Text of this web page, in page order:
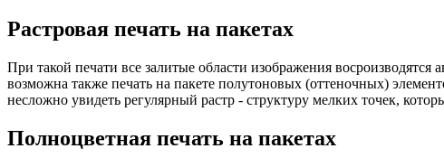
Растровая печать на пакетах
При такой печати все залитые области изображения
возможна также печать на пакете полутоновых (оттеночных)
несложно увидеть регулярный растр - структуру мелких точек,
Полноцветная печать на пакетах